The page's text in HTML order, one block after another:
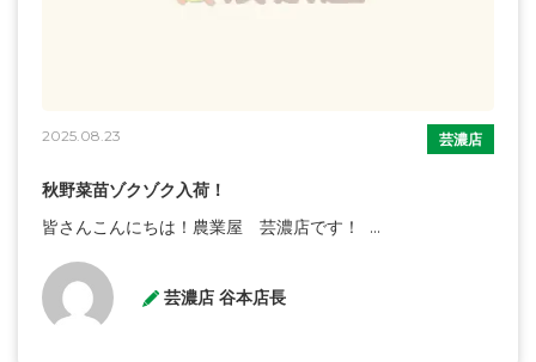
2025.08.23 芸濃店
秋野菜苗ゾクゾク入荷！
皆さんこんにちは！農業屋 芸濃店です！ ...
芸濃店 谷本店長